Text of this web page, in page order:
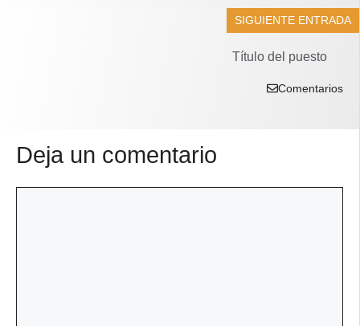
SIGUIENTE ENTRADA
Título del puesto
Comentarios
Deja un comentario